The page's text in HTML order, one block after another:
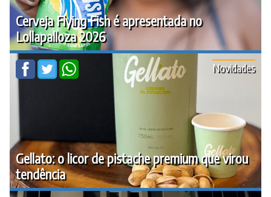
Cerveja Flying Fish é apresentada no
Lollapalloza 2026
Gellato: o licor de pistache premium que virou
tendência
Novidades